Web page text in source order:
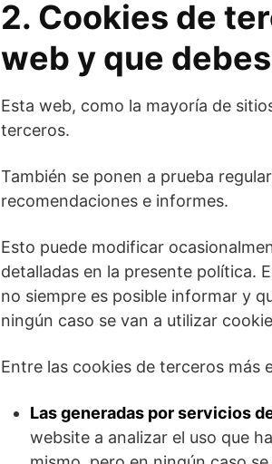
2. Cookies de
web y que
Esta web, como la mayoría de
terceros.
También se ponen a prueba
recomendaciones e informes.
Esto puede modificar
detalladas en la presente política.
no siempre es posible informar y
ningún caso se van a utilizar
Entre las cookies de terceros más
Las generadas por servicios
website a analizar el uso que